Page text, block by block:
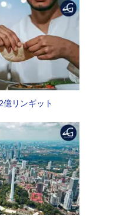
リンギット